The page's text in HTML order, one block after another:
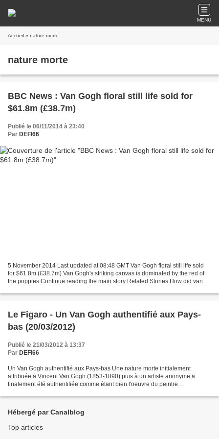
MENU
Accueil » nature morte
nature morte
BBC News : Van Gogh floral still life sold for
$61.8m (£38.7m)
Publié le 06/11/2014 à 23:40
Par DEFI66
5 November 2014 Last updated at 08:48 GMT Van Gogh floral still life sold
for $61.8m (£38.7m) Van Gogh's striking canvas is dominated by the red of
the poppies Continue reading the main story Related Stories How did van
Le Figaro - Un Van Gogh authentifié aux Pays-
bas (20/03/2012)
Publié le 21/03/2012 à 13:37
Par DEFI66
Un Van Gogh authentifié aux Pays-bas Une nature morte initialement
attribuée à Vincent Van Gogh (1853-1890) puis à un artiste anonyme a
finalement été authentifiée comme étant bien l'oeuvre du peintre
Hébergé par Canalblog
Top articles